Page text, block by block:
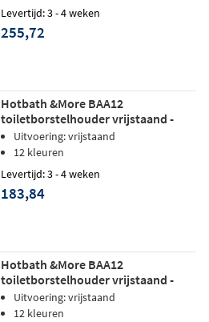
Levertijd: 3 - 4 weken
255,72
Hotbath &More BAA12
toiletborstelhouder vrijstaand -
Geborsteld messing
Uitvoering: vrijstaand
12 kleuren
Levertijd: 3 - 4 weken
183,84
Hotbath &More BAA12
toiletborstelhouder vrijstaand -
Verouderd ijzer
Uitvoering: vrijstaand
12 kleuren